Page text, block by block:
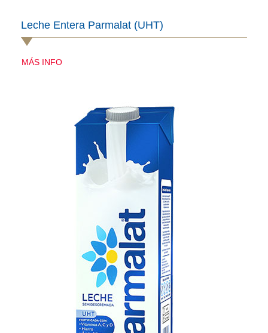
Leche Entera Parmalat (UHT)
MÁS INFO